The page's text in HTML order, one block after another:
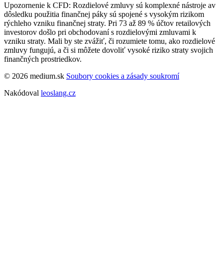
Upozornenie k CFD: Rozdielové zmluvy sú komplexné nástroje av
dôsledku použitia finančnej páky sú spojené s vysokým rizikom
rýchleho vzniku finančnej straty. Pri 73 až 89 % účtov retailových
investorov došlo pri obchodovaní s rozdielovými zmluvami k
vzniku straty. Mali by ste zvážiť, či rozumiete tomu, ako rozdielové
zmluvy fungujú, a či si môžete dovoliť vysoké riziko straty svojich
finančných prostriedkov.
© 2026 medium.sk Soubory cookies a zásady soukromí
Nakódoval leoslang.cz